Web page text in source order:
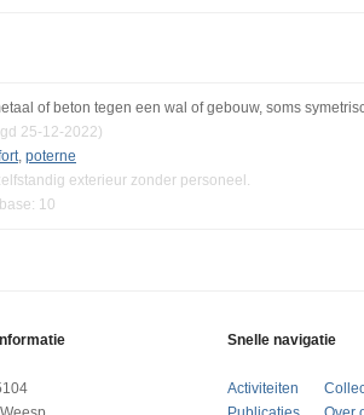
of beton tegen een wal of gebouw, soms
25-12-2022)
, poterne
exterieur zonder personeel.
10
Snelle navigatie
Activiteiten